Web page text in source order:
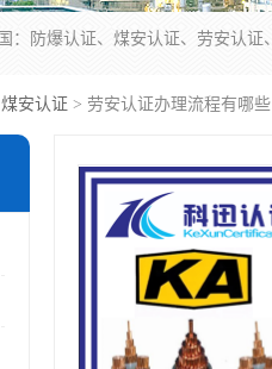
煤安认证 > 劳安认证办理流程有哪些